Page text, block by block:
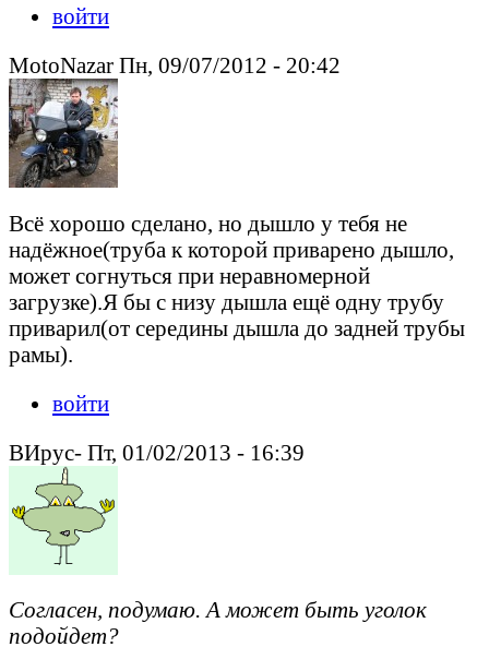
войти
MotoNazar Пн, 09/07/2012 - 20:42
Всё хорошо сделано, но дышло у тебя не
надёжное(труба к которой приварено дышло,
может согнуться при неравномерной
загрузке).Я бы с низу дышла ещё одну трубу
приварил(от середины дышла до задней трубы
рамы).
войти
ВИрус- Пт, 01/02/2013 - 16:39
Согласен, подумаю. А может быть уголок
подойдет?